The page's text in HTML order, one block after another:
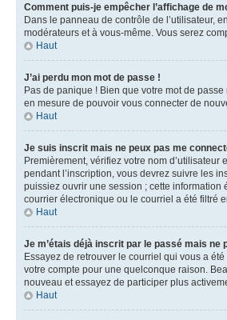
Comment puis-je empêcher l’affichage de
Dans le panneau de contrôle de l’utilisateur,
modérateurs et à vous-même. Vous serez
Haut
J’ai perdu mon mot de passe !
Pas de panique ! Bien que votre mot de
en mesure de pouvoir vous connecter de
Haut
Je suis inscrit mais ne peux pas me
Premièrement, vérifiez votre nom d’utilisateur
pendant l’inscription, vous devrez suivre les
puissiez ouvrir une session ; cette
courrier électronique ou le courriel a été filtré
Haut
Je m’étais déjà inscrit par le passé mais ne
Essayez de retrouver le courriel qui vous a
votre compte pour une quelconque raison.
nouveau et essayez de participer plus
Haut